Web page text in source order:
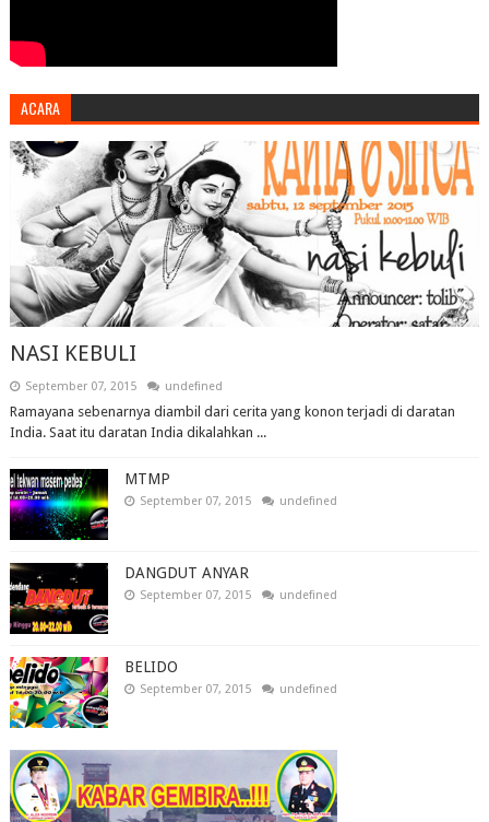
ACARA
NASI KEBULI
September 07, 2015 undefined
Ramayana sebenarnya diambil dari cerita yang konon terjadi di daratan
India. Saat itu daratan India dikalahkan ...
MTMP
September 07, 2015 undefined
DANGDUT ANYAR
September 07, 2015 undefined
BELIDO
September 07, 2015 undefined